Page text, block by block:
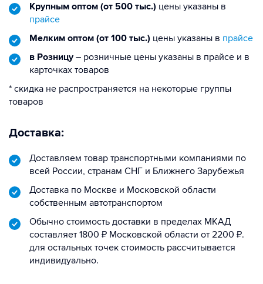
Крупным оптом (от 500 тыс.) цены указаны в
прайсе
Мелким оптом (от 100 тыс.) цены указаны в прайсе
в Розницу– розничные цены указаны в прайсе и в
карточках товаров
* скидка не распространяется на некоторые группы
товаров
Доставка:
Доставляем товар транспортными компаниями по
всей России, странам СНГ и Ближнего Зарубежья
Доставка по Москве и Московской области
собственным автотранспортом
Обычно стоимость доставки в пределах МКАД
составляет 1800 ₽ Московской области от 2200 ₽.
для остальных точек стоимость рассчитывается
индивидуально.